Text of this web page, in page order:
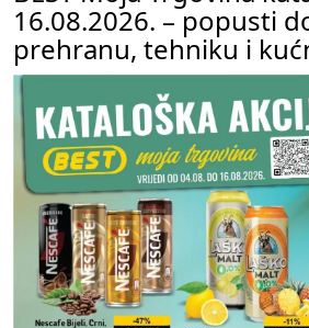
16.08.2026. – popusti
prehranu, tehniku i